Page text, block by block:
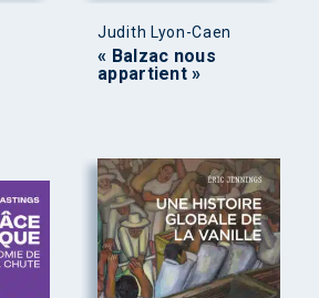
Judith Lyon-Caen
« Balzac nous
appartient »